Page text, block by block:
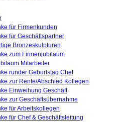
für Firmenkunden
für Geschäftspartner
Bronzeskulpturen
zum Firmenjubiläum
Mitarbeiter
runder Geburtstag Chef
zur Rente/Abschied Kollegen
Einweihung Geschäft
zur Geschäftsübernahme
für Arbeitskollegen
für Chef & Geschäftsleitung